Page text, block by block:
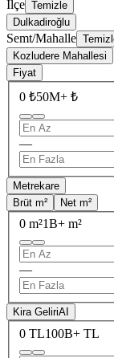
İlçe Temizle
Dulkadiroğlu
Semt/Mahalle
Kozludere Mahallesi
Fiyat
0 ₺50M+ ₺
—
Metrekare
Brüt m²
Net m²
0 m²1B+ m²
—
Kira GeliriAI
0 TL100B+ TL